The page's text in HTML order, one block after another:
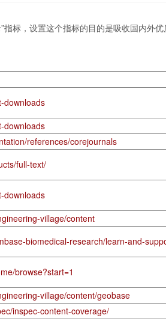
标，设置这个指标的目的是吸收国内外
downloads
downloads
references/corejournals
full-text/
downloads
village/content
biomedical-research/learn-and-
browse?start=1
village/content/geobase
inspec-content-coverage/